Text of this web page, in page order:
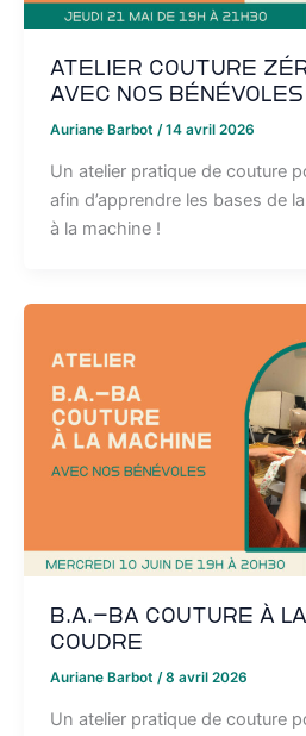
Atelier couture
avec nos bénévoles
Auriane Barbot /14 avril 2026
Un atelier pratique de couture
afin d’apprendre les bases de
à la machine !
B.A.-BA couture à
coudre
Auriane Barbot /8 avril 2026
Un atelier pratique de couture